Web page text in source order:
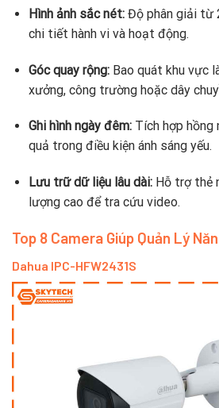
Hình ảnh sắc nét:Độ phân giải từ
chi tiết hành vi và hoạt động.
Góc quay rộng:Bao quát khu vực
xưởng, công trường hoặc dây
Ghi hình ngày đêm:Tích hợp hồng
quả trong điều kiện ánh sáng yếu.
Lưu trữ dữ liệu lâu dài:Hỗ trợ thẻ
lượng cao để tra cứu video.
Top 8 Camera Giúp Quản Lý
Dahua IPC-HFW2431S